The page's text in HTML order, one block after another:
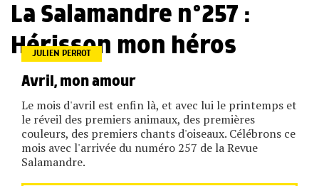
La Salamandre n°257 :
Hérisson mon héros
JULIEN PERROT
Avril, mon amour
Le mois d'avril est enfin là, et avec lui le printemps et
le réveil des premiers animaux, des premières
couleurs, des premiers chants d'oiseaux. Célébrons ce
mois avec l'arrivée du numéro 257 de la Revue
Salamandre.